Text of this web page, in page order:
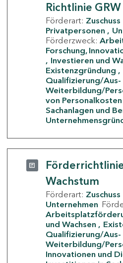
Richtlinie GRW
Förderart: Zuschuss
Privatpersonen
Förderzweck:
Forschung,
Investieren und
Existenzgründung
Qualifizierung/Aus-
Weiterbildung/
von Personalkosten
Sachanlagen und
Wachstum
Förderart: Zuschuss
Unternehmen
und Wachsen
Qualifizierung/Aus-
Weiterbildung/
Innovationen und